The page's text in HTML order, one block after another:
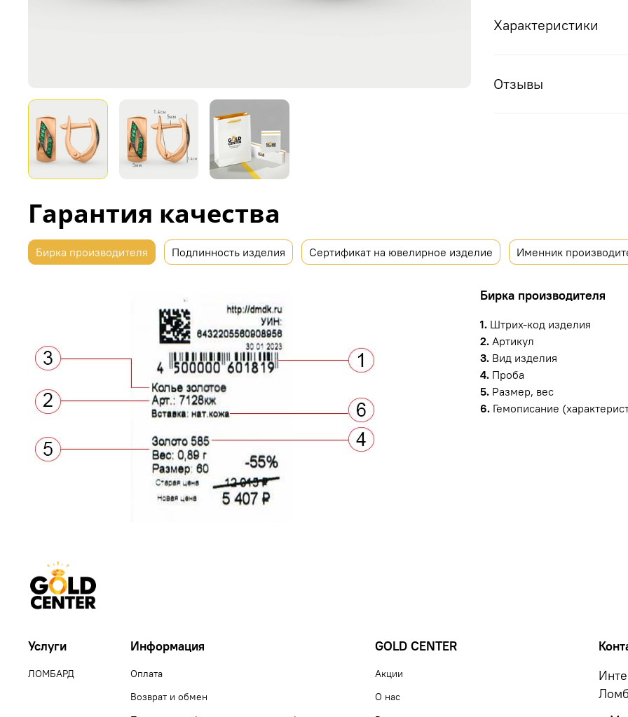
Характеристики
Отзывы
Гарантия качества
Бирка производителя Подлинность изделия Сертификат на ювелирное изделие Именник
Бирка производителя
1.Штрих-код изделия
2.Артикул
3.Вид изделия
4.Проба
5.Размер, вес
6.Гемописание
Услуги
ЛОМБАРД
Информация
Оплата
Возврат и обмен
GOLD CENTER
Акции
О нас